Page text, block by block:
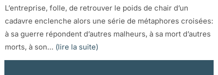
L’entreprise, folle, de retrouver le poids de chair d’un
cadavre enclenche alors une série de métaphores croisées:
à sa guerre répondent d’autres malheurs, à sa mort d’autres
morts, à son… (lire la suite)